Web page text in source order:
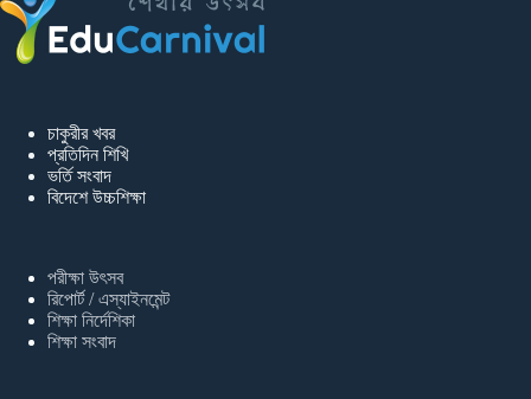
চাকুরীর খবর
প্রতিদিন শিখি
ভর্তি সংবাদ
বিদেশে উচ্চশিক্ষা
পরীক্ষা উৎসব
রিপোর্ট / এস্যাইনমেন্ট
শিক্ষা নির্দেশিকা
শিক্ষা সংবাদ